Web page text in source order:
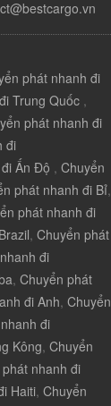
phát nhanh đi
Trung Quốc ,
phát nhanh đi
đi
Ấn Độ , Chuyển
phát nhanh đi Bỉ,
phát nhanh đi
, Chuyển phát
đi
, Chuyển phát
đi Anh, Chuyển
đi
Kông, Chuyển
nhanh đi
Haiti, Chuyển